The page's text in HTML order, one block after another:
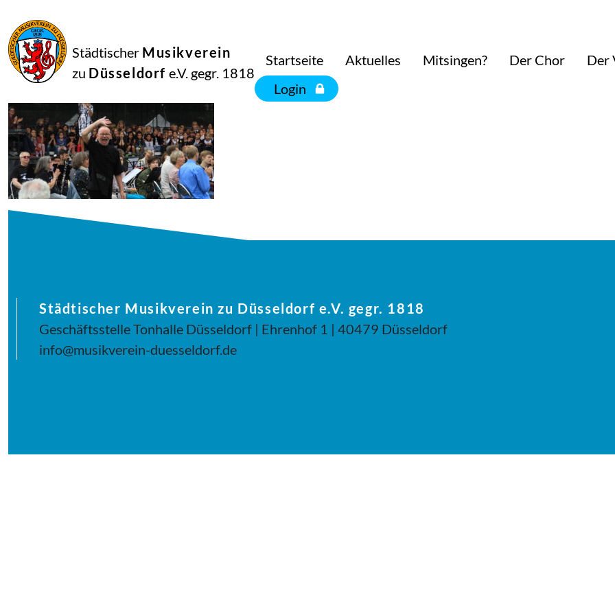
Städtischer Musikverein
zu Düsseldorf e.V. gegr. 1818
Startseite Aktuelles Mitsingen? Der Chor Der
Login
2018
Manfred Hill
musikalisches-picknick200-5_42879246251_o
Städtischer Musikverein zu Düsseldorf e.V. gegr. 1818
Geschäftsstelle Tonhalle Düsseldorf | Ehrenhof 1 | 40479 Düsseldorf
info@musikverein-duesseldorf.de